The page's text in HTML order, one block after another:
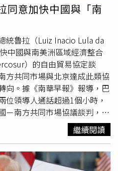
：「意向性投票可能顯示某
能讓他們以較有尊嚴的方式
夠在票數上取得壓倒性優
烏干達常駐聯合國代表奧通是
餘6名候選人已於上週陸續闡
接替古特瑞斯的最佳人選。
的公信力至關重要。近年來，
短缺，以及美國總統川普
，而面臨信任危機與財政困
秘書長一職通常依不同地區輪
項傳統得以延續，下一任秘書
海地區。來自非洲的薩勒與奧
並非來自拉丁美洲及加勒比海
國近年也持續呼籲，聯合國應
個別責任，已嚴重違反公平
數被告遭逮捕時年僅十幾至二
、強迫失蹤及不當對待。專
電視播放的「認罪影片」，
容也未公開。其中一名仍等
Bagherian Jebeli），
已播出其認罪畫面。聯合國人
已有至少24人因1月示威事件
年12月因惡性通膨引爆示威
，共有3117人死亡；但人權
高達4萬2000人。聯合國指
，目前仍無法核實平民傷亡的
同意加快中國與「南
統魯拉（Luiz Inacio Lula da
中國與南美洲區域經濟整合
）的自由貿易協定談
方共同市場與北京達成此類協
向。據《南華早報》報導，巴
位領導人通話超過1個小時，
－南方共同市場協議談判，同
明補充，兩國元首還討論了對
確認將擴大在戰略及高科技領
）、衛星、關鍵礦產加工以及
期停留免簽證協議，藉此促進
繼續閱讀